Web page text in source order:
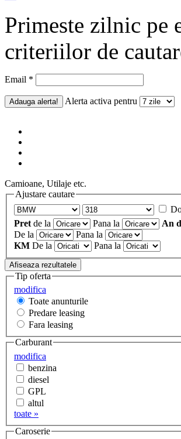
Primeste zilnic pe
criteriilor de
Email *
Alerta activa pentru
Camioane, Utilaje etc.
Ajustare cautare
Pret de la Pana la
An
De la
Pana la
KM De la Pana la
modifica
Tip oferta
Toate anunturile
Predare leasing
Fara leasing
modifica
Carburant
benzina
diesel
GPL
altul
toate »
Caroserie